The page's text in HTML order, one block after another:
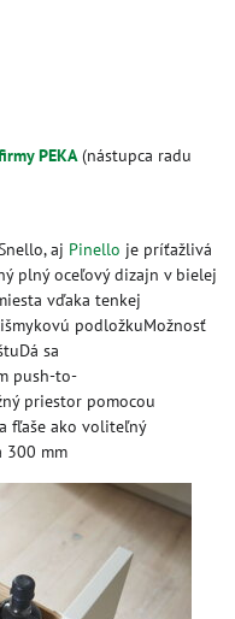
PEKA(nástupca radu
aj Pinello je príťažlivá
plný oceľový dizajn v bielej
vďaka tenkej
podložkuMožnosť
sa
push-to-
priestor pomocou
fľaše ako voliteľný
300 mm